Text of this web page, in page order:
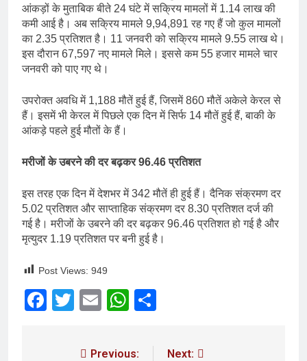
आंकड़ों के मुताबिक बीते 24 घंटे में सक्रिय मामलों में 1.14 लाख की
कमी आई है। अब सक्रिय मामले 9,94,891 रह गए हैं जो कुल मामलों
का 2.35 प्रतिशत है। 11 जनवरी को सक्रिय मामले 9.55 लाख थे।
इस दौरान 67,597 नए मामले मिले। इससे कम 55 हजार मामले चार
जनवरी को पाए गए थे।
उपरोक्त अवधि में 1,188 मौतें हुई हैं, जिसमें 860 मौतें अकेले केरल से
हैं। इसमें भी केरल में पिछले एक दिन में सिर्फ 14 मौतें हुई हैं, बाकी के
आंकड़े पहले हुई मौतों के हैं।
मरीजों के उबरने की दर बढ़कर 96.46 प्रतिशत
इस तरह एक दिन में देशभर में 342 मौतें ही हुई हैं। दैनिक संक्रमण दर
5.02 प्रतिशत और साप्ताहिक संक्रमण दर 8.30 प्रतिशत दर्ज की
गई है। मरीजों के उबरने की दर बढ़कर 96.46 प्रतिशत हो गई है और
मृत्युदर 1.19 प्रतिशत पर बनी हुई है।
Post Views: 949
Facebook
Twitter
EmailWhatsApp
Previous:
Next: